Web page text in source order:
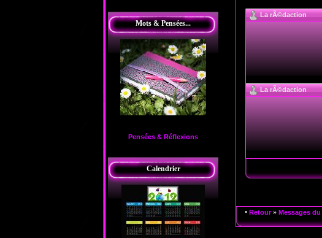
Mots & Pensées...
Pensées & Réflexions
Calendrier
La rÃ©daction
La rÃ©daction
• Retour» Messages